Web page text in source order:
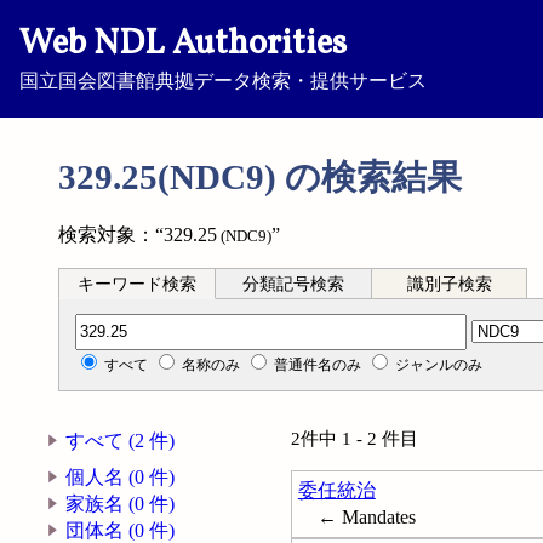
Web NDL Authorities
国立国会図書館典拠データ検索・提供サービス
329.25(NDC9) の検索結果
検索対象：“329.25 (NDC9)”
キーワード検索 分類記号検索 識別子検索
分類記号検索
すべて 名称のみ 普通件名のみ ジャンルのみ
すべて (2 件)
個人名 (0 件)
家族名 (0 件)
団体名 (0 件)
2件中 1 - 2 件目
委任統治
← Mandates